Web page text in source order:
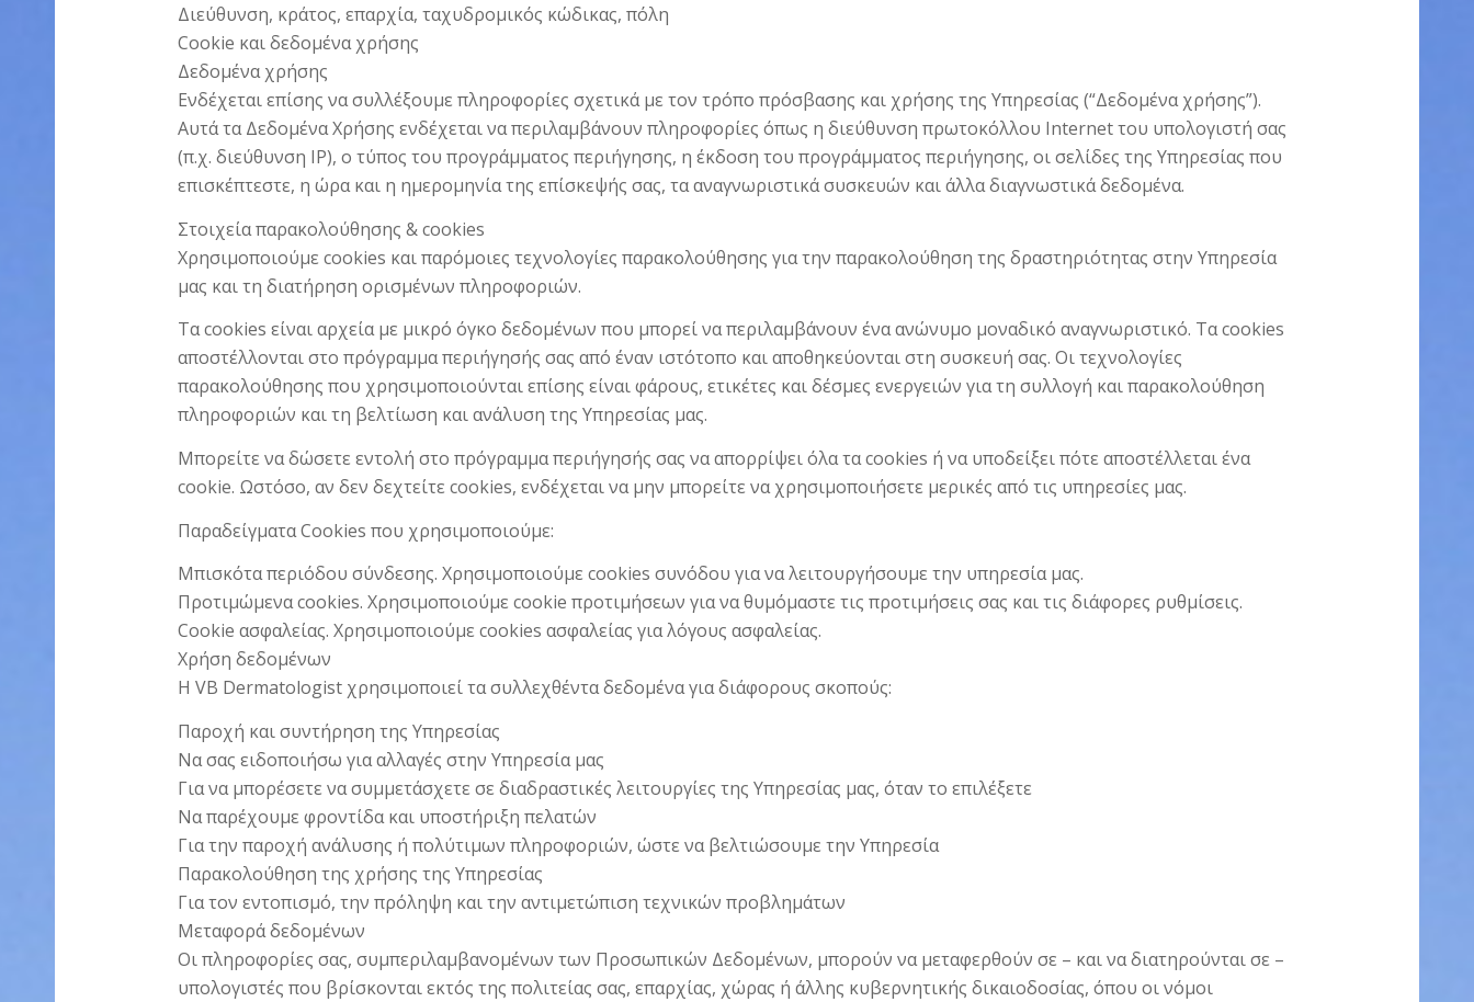
Διεύθυνση, κράτος, επαρχία, ταχυδρομικός κώδικας, πόλη
Cookie και δεδομένα χρήσης
Δεδομένα χρήσης
Ενδέχεται επίσης να συλλέξουμε πληροφορίες σχετικά με τον τρόπο πρόσβασης και χρήσης της Υπηρεσίας (“Δεδομένα χρήσης”).
Αυτά τα Δεδομένα Χρήσης ενδέχεται να περιλαμβάνουν πληροφορίες όπως η διεύθυνση πρωτοκόλλου Internet του υπολογιστή σας
(π.χ. διεύθυνση IP), ο τύπος του προγράμματος περιήγησης, η έκδοση του προγράμματος περιήγησης, οι σελίδες της Υπηρεσίας που
επισκέπτεστε, η ώρα και η ημερομηνία της επίσκεψής σας, τα αναγνωριστικά συσκευών και άλλα διαγνωστικά δεδομένα.
Στοιχεία παρακολούθησης & cookies
Χρησιμοποιούμε cookies και παρόμοιες τεχνολογίες παρακολούθησης για την παρακολούθηση της δραστηριότητας στην Υπηρεσία
μας και τη διατήρηση ορισμένων πληροφοριών.
Τα cookies είναι αρχεία με μικρό όγκο δεδομένων που μπορεί να περιλαμβάνουν ένα ανώνυμο μοναδικό αναγνωριστικό. Τα cookies
αποστέλλονται στο πρόγραμμα περιήγησής σας από έναν ιστότοπο και αποθηκεύονται στη συσκευή σας. Οι τεχνολογίες
παρακολούθησης που χρησιμοποιούνται επίσης είναι φάρους, ετικέτες και δέσμες ενεργειών για τη συλλογή και παρακολούθηση
πληροφοριών και τη βελτίωση και ανάλυση της Υπηρεσίας μας.
Μπορείτε να δώσετε εντολή στο πρόγραμμα περιήγησής σας να απορρίψει όλα τα cookies ή να υποδείξει πότε αποστέλλεται ένα
cookie. Ωστόσο, αν δεν δεχτείτε cookies, ενδέχεται να μην μπορείτε να χρησιμοποιήσετε μερικές από τις υπηρεσίες μας.
Παραδείγματα Cookies που χρησιμοποιούμε:
Μπισκότα περιόδου σύνδεσης. Χρησιμοποιούμε cookies συνόδου για να λειτουργήσουμε την υπηρεσία μας.
Προτιμώμενα cookies. Χρησιμοποιούμε cookie προτιμήσεων για να θυμόμαστε τις προτιμήσεις σας και τις διάφορες ρυθμίσεις.
Cookie ασφαλείας. Χρησιμοποιούμε cookies ασφαλείας για λόγους ασφαλείας.
Χρήση δεδομένων
Η VB Dermatologist χρησιμοποιεί τα συλλεχθέντα δεδομένα για διάφορους σκοπούς:
Παροχή και συντήρηση της Υπηρεσίας
Να σας ειδοποιήσω για αλλαγές στην Υπηρεσία μας
Για να μπορέσετε να συμμετάσχετε σε διαδραστικές λειτουργίες της Υπηρεσίας μας, όταν το επιλέξετε
Να παρέχουμε φροντίδα και υποστήριξη πελατών
Για την παροχή ανάλυσης ή πολύτιμων πληροφοριών, ώστε να βελτιώσουμε την Υπηρεσία
Παρακολούθηση της χρήσης της Υπηρεσίας
Για τον εντοπισμό, την πρόληψη και την αντιμετώπιση τεχνικών προβλημάτων
Μεταφορά δεδομένων
Οι πληροφορίες σας, συμπεριλαμβανομένων των Προσωπικών Δεδομένων, μπορούν να μεταφερθούν σε – και να διατηρούνται σε –
υπολογιστές που βρίσκονται εκτός της πολιτείας σας, επαρχίας, χώρας ή άλλης κυβερνητικής δικαιοδοσίας, όπου οι νόμοι